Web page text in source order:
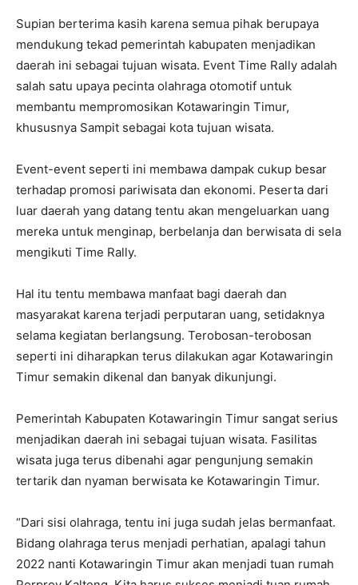
Supian berterima kasih karena semua pihak berupaya
mendukung tekad pemerintah kabupaten menjadikan
daerah ini sebagai tujuan wisata. Event Time Rally adalah
salah satu upaya pecinta olahraga otomotif untuk
membantu mempromosikan Kotawaringin Timur,
khususnya Sampit sebagai kota tujuan wisata.
Event-event seperti ini membawa dampak cukup besar
terhadap promosi pariwisata dan ekonomi. Peserta dari
luar daerah yang datang tentu akan mengeluarkan uang
mereka untuk menginap, berbelanja dan berwisata di sela
mengikuti Time Rally.
Hal itu tentu membawa manfaat bagi daerah dan
masyarakat karena terjadi perputaran uang, setidaknya
selama kegiatan berlangsung. Terobosan-terobosan
seperti ini diharapkan terus dilakukan agar Kotawaringin
Timur semakin dikenal dan banyak dikunjungi.
Pemerintah Kabupaten Kotawaringin Timur sangat serius
menjadikan daerah ini sebagai tujuan wisata. Fasilitas
wisata juga terus dibenahi agar pengunjung semakin
tertarik dan nyaman berwisata ke Kotawaringin Timur.
“Dari sisi olahraga, tentu ini juga sudah jelas bermanfaat.
Bidang olahraga terus menjadi perhatian, apalagi tahun
2022 nanti Kotawaringin Timur akan menjadi tuan rumah